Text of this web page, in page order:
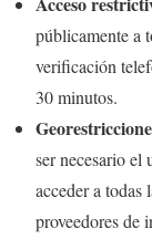
públicamente a
verificación
30 minutos.
ser necesario
acceder a todas
proveedores de